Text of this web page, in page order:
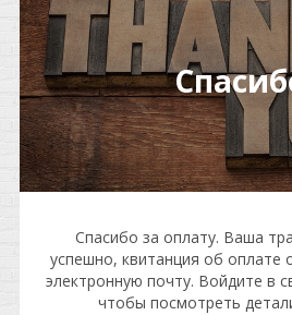
Спасибо за оплату. Ваша
успешно, квитанция об оплате
электронную почту. Войдите в
чтобы посмотреть